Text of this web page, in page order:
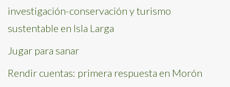
investigación-conservación y turismo
sustentable en Isla Larga
Jugar para sanar
Rendir cuentas: primera respuesta en Morón